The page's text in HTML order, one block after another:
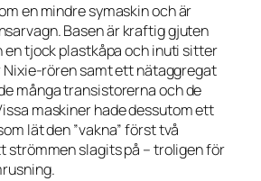
en mindre symaskin och är
Basen är kraftig gjuten
en tjock plastkåpa och inuti sitter
rören samt ett nätaggregat
många transistorerna och de
maskiner hade dessutom ett
lät den ”vakna” först två
strömmen slagits på – troligen för